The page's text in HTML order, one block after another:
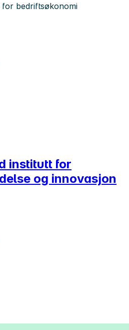
bedriftsøkonomi
institutt for
og innovasjon